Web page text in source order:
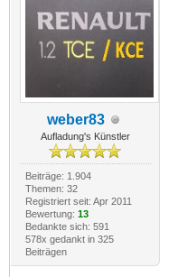
weber83
Aufladung's Künstler
Beiträge: 1.904
Themen: 32
Registriert seit: Apr 2011
Bewertung: 13
Bedankte sich: 591
578x gedankt in 325
Beiträgen